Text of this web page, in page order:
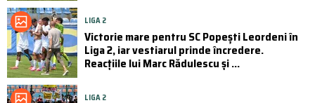
LIGA 2
Victorie mare pentru SC Popești Leordeni în
Liga 2, iar vestiarul prinde încredere.
Reacțiile lui Marc Rădulescu și ...
LIGA 2